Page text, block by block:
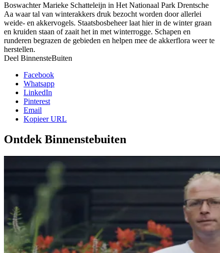
Boswachter Marieke Schatteleijn in Het Nationaal Park Drentsche
Aa waar tal van winterakkers druk bezocht worden door allerlei
weide- en akkervogels. Staatsbosbeheer laat hier in de winter graan
en kruiden staan of zaait het in met winterrogge. Schapen en
runderen begrazen de gebieden en helpen mee de akkerflora weer te
herstellen.
Deel BinnensteBuiten
Facebook
Whatsapp
LinkedIn
Pinterest
Email
Kopieer URL
Ontdek Binnenstebuiten